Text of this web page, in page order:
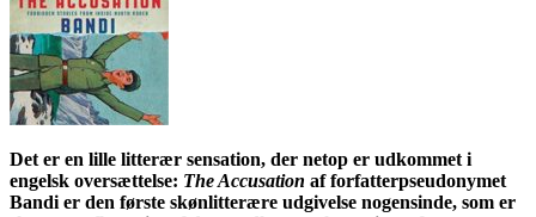
Det er en lille litterær sensation, der netop er udkommet i
engelsk oversættelse: The Accusation af forfatterpseudonymet
Bandi er den første skønlitterære udgivelse nogensinde, som er